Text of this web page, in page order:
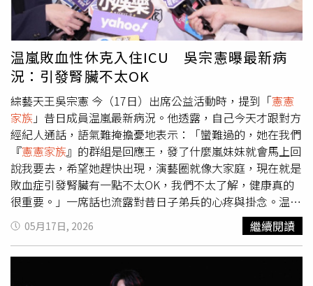
温嵐敗血性休克入住ICU 吳宗憲曝最新病
況：引發腎臟不太OK
綜藝天王吳宗憲 今（17日）出席公益活動時，提到「憲憲
家族 」昔日成員温嵐最新病況。他透露，自己今天才跟對方
經紀人通話，語氣難掩擔憂地表示：「蠻難過的，她在我們
『憲憲家族』的群組是回應王，發了什麼嵐妹妹就會馬上回
說我要去，希望她趕快出現，演藝圈就像大家庭，現在就是
敗血症引發腎臟有一點不太OK，我們不太了解，健康真的
很重要。」一席話也流露對昔日子弟兵的心疼與掛念。温嵐
於14日因敗血性休克緊急送醫，目前仍在加護病房（ICU）
接受治療與觀察。（圖／本刊資料照）46歲温嵐於14日因
敗血性休克緊急送醫，目前仍在加護病房（ICU）接受治療
與觀察。病倒後，她也緊急取消所有後續工作與公開行程，
05月17日, 2026 繼續閱讀